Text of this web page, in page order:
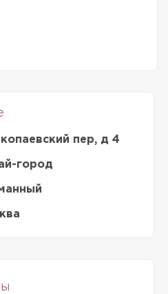
пер, д 4
город